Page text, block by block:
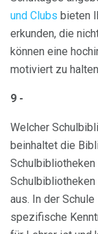
und Clubs bieten
erkunden, die
können eine
motiviert zu
9 -
Welcher
beinhaltet die
Schulbibliotheken
aus. In der
spezifische